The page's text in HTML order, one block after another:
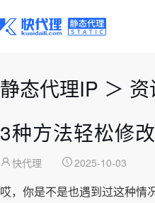
静态代理IP ＞
3种方法轻松修
快代理 2025-10-03
哎，你是不是也遇到过这种情